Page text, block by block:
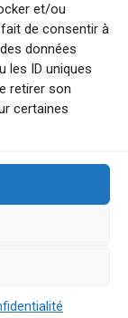
et/ou
de consentir à
données
les ID uniques
retirer son
certaines
d’un week-end ou